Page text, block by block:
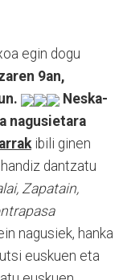
egin dogu
9an,
Neska-
nagusietara
ibili ginen
dantzatu
Zapatain,
nagusiek, hanka
euskuen eta